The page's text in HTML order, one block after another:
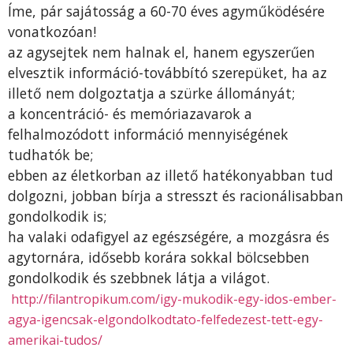
Íme, pár sajátosság a 60-70 éves agyműködésére
vonatkozóan!
az agysejtek nem halnak el, hanem egyszerűen
elvesztik információ-továbbító szerepüket, ha az
illető nem dolgoztatja a szürke állományát;
a koncentráció- és memóriazavarok a
felhalmozódott információ mennyiségének
tudhatók be;
ebben az életkorban az illető hatékonyabban tud
dolgozni, jobban bírja a stresszt és racionálisabban
gondolkodik is;
ha valaki odafigyel az egészségére, a mozgásra és
agytornára, idősebb korára sokkal bölcsebben
gondolkodik és szebbnek látja a világot.
http://filantropikum.com/igy-mukodik-egy-idos-ember-
agya-igencsak-elgondolkodtato-felfedezest-tett-egy-
amerikai-tudos/